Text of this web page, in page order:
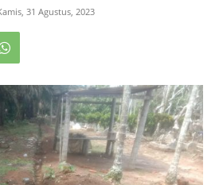
31 Agustus, 2023